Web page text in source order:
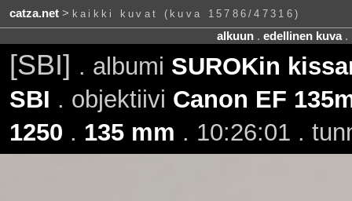
catza.net> kaikki kuvat (kuva 15786/47316)
alkuun. edellinen kuva.
[SBI] . albumi SUROKin
SBI . objektiivi Canon EF
1250 . 135 mm . 10:26:01 .